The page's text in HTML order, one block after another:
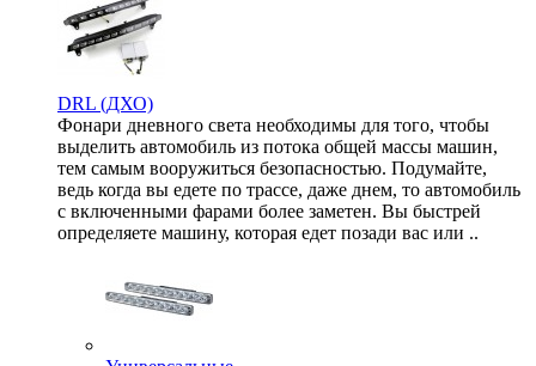
DRL (ДХО)
Фонари дневного света необходимы для того, чтобы
выделить автомобиль из потока общей массы машин,
тем самым вооружиться безопасностью. Подумайте,
ведь когда вы едете по трассе, даже днем, то автомобиль
с включенными фарами более заметен. Вы быстрей
определяете машину, которая едет позади вас или ..